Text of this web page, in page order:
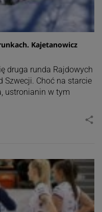
Kajetanowicz
druga runda Rajdowych
Szwecji. Choć na starcie
ustronianin w tym
share